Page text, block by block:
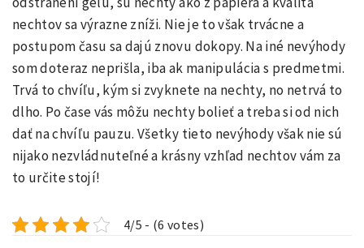
nechtov sa výrazne zníži. Nie je to však trvácne a
postupom času sa dajú znovu dokopy. Na iné nevýhody
som doteraz neprišla, iba ak manipulácia s predmetmi.
Trvá to chvíľu, kým si zvyknete na nechty, no netrvá to
dlho. Po čase vás môžu nechty bolieť a treba si od nich
dať na chvíľu pauzu. Všetky tieto nevýhody však nie sú
nijako nezvládnuteľné a krásny vzhľad nechtov vám za
to určite stojí!
4/5 - (6 votes)